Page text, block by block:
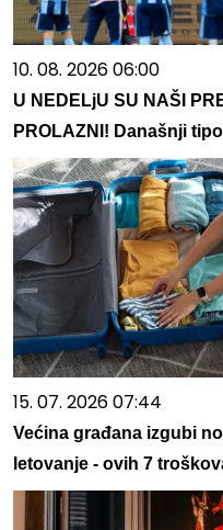
10. 08. 2026 06:00
U NEDELjU SU NAŠI
PROLAZNI! Današnji
15. 07. 2026 07:44
Većina građana izgubi
letovanje - ovih 7